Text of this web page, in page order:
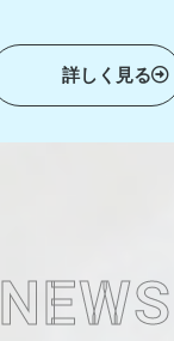
詳しく見る
NEWS